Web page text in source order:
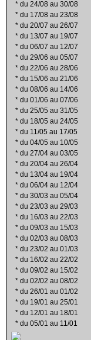
* du 24/08 au 30/08
* du 17/08 au 23/08
* du 20/07 au 26/07
* du 13/07 au 19/07
* du 06/07 au 12/07
* du 29/06 au 05/07
* du 22/06 au 28/06
* du 15/06 au 21/06
* du 08/06 au 14/06
* du 01/06 au 07/06
* du 25/05 au 31/05
* du 18/05 au 24/05
* du 11/05 au 17/05
* du 04/05 au 10/05
* du 27/04 au 03/05
* du 20/04 au 26/04
* du 13/04 au 19/04
* du 06/04 au 12/04
* du 30/03 au 05/04
* du 23/03 au 29/03
* du 16/03 au 22/03
* du 09/03 au 15/03
* du 02/03 au 08/03
* du 23/02 au 01/03
* du 16/02 au 22/02
* du 09/02 au 15/02
* du 02/02 au 08/02
* du 26/01 au 01/02
* du 19/01 au 25/01
* du 12/01 au 18/01
* du 05/01 au 11/01